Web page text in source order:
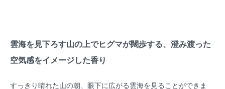
雲海を見下ろす山の上でヒグマが闊歩する、澄み渡った
空気感をイメージした香り
すっきり晴れた山の朝、眼下に広がる雲海を見ることができま